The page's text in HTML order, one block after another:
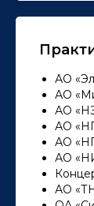
АО
АО
АО
АО
АО
АО
АО